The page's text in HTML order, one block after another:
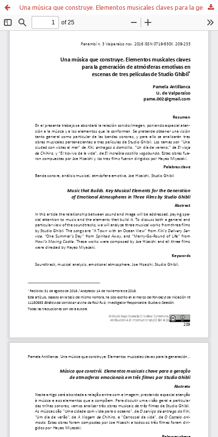
Una música que construye. Elementos musicales claves para la generación de atmósferas emotivas en escenas de tres películas de Studio Ghibli